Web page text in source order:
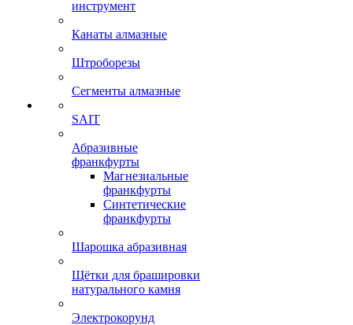
инструмент
Канаты алмазные
Штроборезы
Сегменты алмазные
SAIT
Абразивные
франкфурты
Магнезиальные
франкфурты
Синтетические
франкфурты
Шарошка абразивная
Щётки для брашировки
натурального камня
Электрокорунд